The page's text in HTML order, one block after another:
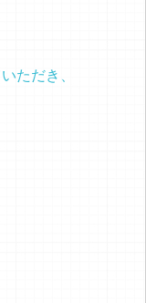
ただき、